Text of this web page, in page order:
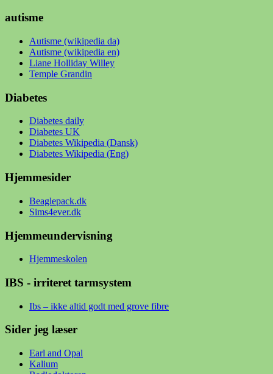
autisme
Autisme (wikipedia da)
Autisme (wikipedia en)
Liane Holliday Willey
Temple Grandin
Diabetes
Diabetes daily
Diabetes UK
Diabetes Wikipedia (Dansk)
Diabetes Wikipedia (Eng)
Hjemmesider
Beaglepack.dk
Sims4ever.dk
Hjemmeundervisning
Hjemmeskolen
IBS - irriteret tarmsystem
Ibs – ikke altid godt med grove fibre
Sider jeg læser
Earl and Opal
Kalium